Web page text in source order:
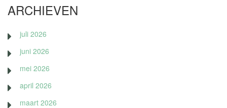
ARCHIEVEN
juli 2026
juni 2026
mei 2026
april 2026
maart 2026